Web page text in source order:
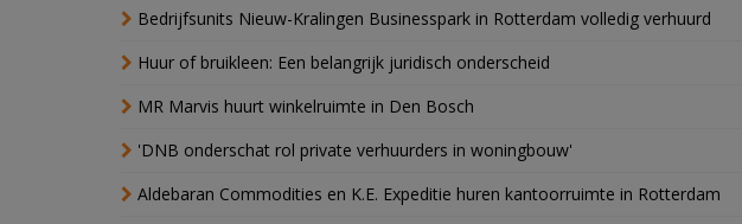
Bedrijfsunits Nieuw-Kralingen Businesspark in Rotterdam volledig verhuurd
Huur of bruikleen: Een belangrijk juridisch onderscheid
MR Marvis huurt winkelruimte in Den Bosch
'DNB onderschat rol private verhuurders in woningbouw'
Aldebaran Commodities en K.E. Expeditie huren kantoorruimte in Rotterdam